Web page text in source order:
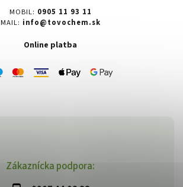
Zákaznícka podpora:
MOBIL: 0905 11 93 11
MAIL: info@tovochem.sk
Online platba